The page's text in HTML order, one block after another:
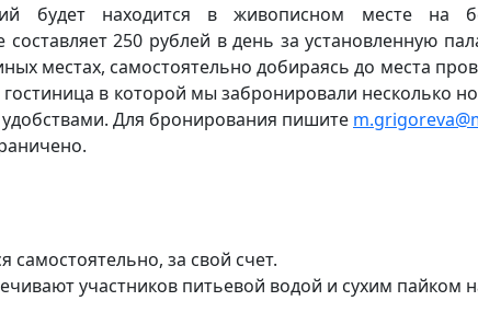
будет находится в живописном месте на
250 рублей в день за установленную
местах, самостоятельно добираясь до места
в которой мы забронировали несколько
удобствами. Для бронирования пишите
самостоятельно, за свой счет.
участников питьевой водой и сухим пайком